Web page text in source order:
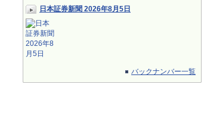
日本証券新聞 2026年8月5日
バックナンバー一覧